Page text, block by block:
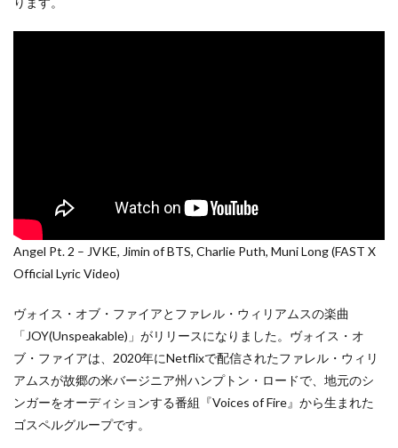
Angel Pt. 2 – JVKE, Jimin of BTS, Charlie Puth, Muni Long (FAST X
Official Lyric Video)
ヴォイス・オブ・ファイアとファレル・ウィリアムスの楽曲
「JOY(Unspeakable)」がリリースになりました。ヴォイス・オ
ブ・ファイアは、2020年にNetflixで配信されたファレル・ウィリ
アムスが故郷の米バージニア州ハンプトン・ロードで、地元のシ
ンガーをオーディションする番組『Voices of Fire』から生まれた
ゴスペルグループです。